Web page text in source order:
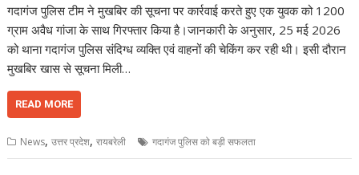
गदागंज पुलिस टीम ने मुखबिर की सूचना पर कार्रवाई करते हुए एक युवक को 1200
ग्राम अवैध गांजा के साथ गिरफ्तार किया है।जानकारी के अनुसार, 25 मई 2026
को थाना गदागंज पुलिस संदिग्ध व्यक्ति एवं वाहनों की चेकिंग कर रही थी। इसी दौरान
मुखबिर खास से सूचना मिली…
READ MORE
News,उत्तर प्रदेश,रायबरेली गदागंज पुलिस को बड़ी सफलता